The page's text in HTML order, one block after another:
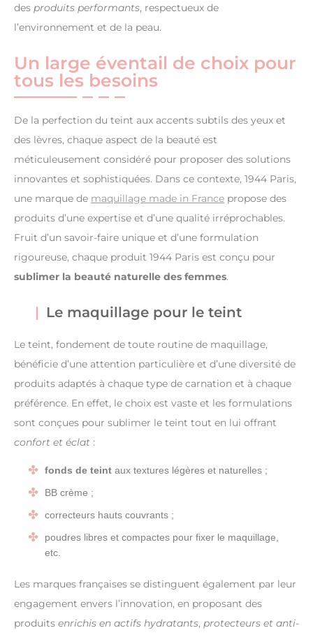
des produits performants, respectueux de
l’environnement et de la peau.
Un large éventail de choix pour
tous les besoins
De la perfection du teint aux accents subtils des yeux et
des lèvres, chaque aspect de la beauté est
méticuleusement considéré pour proposer des solutions
innovantes et sophistiquées. Dans ce contexte, 1944 Paris,
une marque de maquillage made in France propose des
produits d’une expertise et d’une qualité irréprochables.
Fruit d’un savoir-faire unique et d’une formulation
rigoureuse, chaque produit 1944 Paris est conçu pour
sublimer la beauté naturelle des femmes.
Le maquillage pour le teint
Le teint, fondement de toute routine de maquillage,
bénéficie d’une attention particulière et d’une diversité de
produits adaptés à chaque type de carnation et à chaque
préférence. En effet, le choix est vaste et les formulations
sont conçues pour sublimer le teint tout en lui offrant
confort et éclat :
fonds de teint aux textures légères et naturelles ;
BB crème ;
correcteurs hauts couvrants ;
poudres libres et compactes pour fixer le maquillage,
etc.
Les marques françaises se distinguent également par leur
engagement envers l’innovation, en proposant des
produits enrichis en actifs hydratants, protecteurs et anti-